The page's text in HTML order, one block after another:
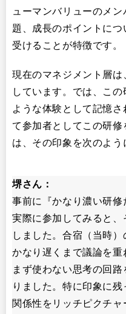
ューマンバリューのメ
題、成長のポイントに
受けることが特徴です。
現在のマネジメント層
しています。では、こ
ような体験として記憶
て参加者としてこの研
は、その印象を次のよう
堺さん：
事前に『かなり濃い研修
実際に参加してみると
しました。合宿（当時）
かなり遅くまで議論を
まず使わない思考の回
りました。特に印象に
関係性をリッチピクチ